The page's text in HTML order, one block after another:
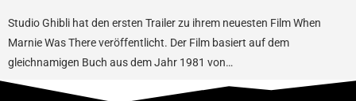
Studio Ghibli hat den ersten Trailer zu ihrem neuesten Film When
Marnie Was There veröffentlicht. Der Film basiert auf dem
gleichnamigen Buch aus dem Jahr 1981 von…